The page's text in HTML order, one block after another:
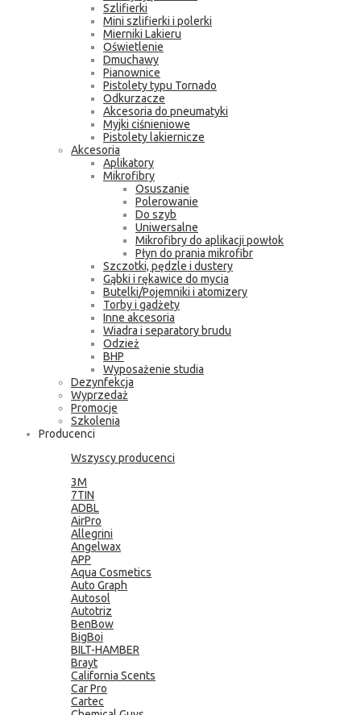
Szlifierki
Mini szlifierki i polerki
Mierniki Lakieru
Oświetlenie
Dmuchawy
Pianownice
Pistolety typu Tornado
Odkurzacze
Akcesoria do pneumatyki
Myjki ciśnieniowe
Pistolety lakiernicze
Akcesoria
Aplikatory
Mikrofibry
Osuszanie
Polerowanie
Do szyb
Uniwersalne
Mikrofibry do aplikacji powłok
Płyn do prania mikrofibr
Szczotki, pędzle i dustery
Gąbki i rękawice do mycia
Butelki/Pojemniki i atomizery
Torby i gadżety
Inne akcesoria
Wiadra i separatory brudu
Odzież
BHP
Wyposażenie studia
Dezynfekcja
Wyprzedaż
Promocje
Szkolenia
Producenci
Wszyscy producenci
3M
7TIN
ADBL
AirPro
Allegrini
Angelwax
APP
Aqua Cosmetics
Auto Graph
Autosol
Autotriz
BenBow
BigBoi
BILT-HAMBER
Brayt
California Scents
Car Pro
Cartec